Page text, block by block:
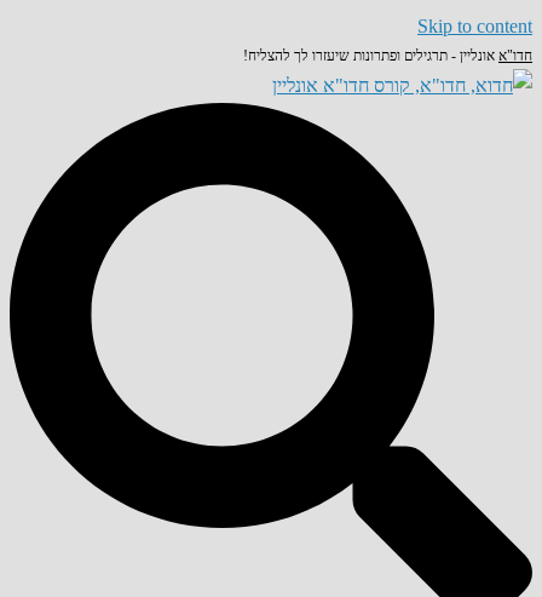
Skip to content
חדו"א אונליין - תרגילים ופתרונות שיעזרו לך להצליח!